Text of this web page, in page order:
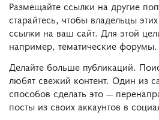
Размещайте ссылки на другие
старайтесь, чтобы владельцы
ссылки на ваш сайт. Для этой
например, тематические форумы.
Делайте больше публикаций.
любят свежий контент. Один из
способов сделать это ―
посты из своих аккаунтов в